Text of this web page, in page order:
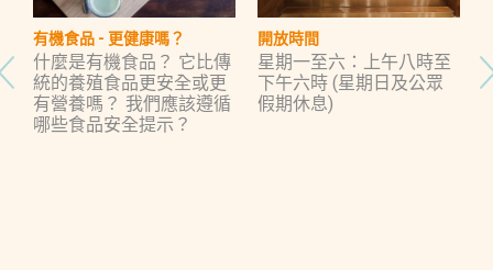
有機食品 - 更健康嗎？
什麼是有機食品？ 它比傳
統的養殖食品更安全或更
有營養嗎？ 我們應該遵循
哪些食品安全提示？
開放時間
星期一至六：上午八時至
下午六時 (星期日及公眾
假期休息)